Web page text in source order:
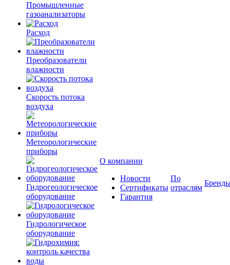
Промышленные
газоанализаторы
Расход
Преобразователи
влажности
Скорость потока
воздуха
Метеорологические
приборы
Гидрогеологическое
оборудование
Гидрологическое
оборудование
О компании
Новости
Сертификаты
Гарантия
По
отраслям